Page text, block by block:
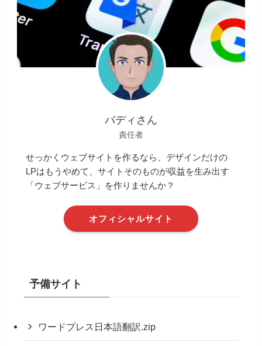
バディさん
責任者
せっかくウェブサイトを作るなら、デザインだけの
LPはもうやめて、サイトそのものが収益を生み出す
「ウェブサービス」を作りませんか？
オフィシャルサイト
予備サイト
ワードプレス日本語翻訳.zip